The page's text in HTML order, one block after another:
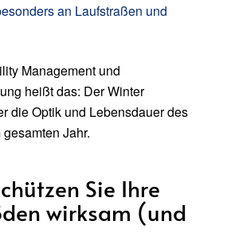
an Laufstraßen und
Management und
heißt das: Der Winter
die Optik und Lebensdauer des
Jahr.
Sie Ihre
wirksam (und